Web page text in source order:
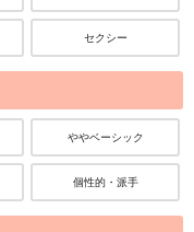
セクシー
ややベーシック
個性的・派手